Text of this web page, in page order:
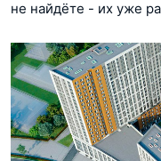
не найдёте - их уже